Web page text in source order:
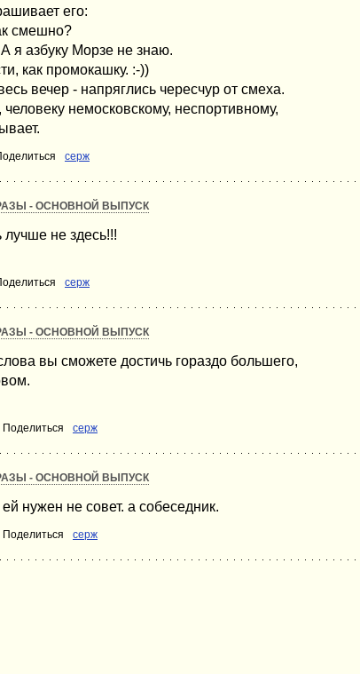
его:
смешно?
я азбуку Морзе не знаю.
как промокашку. :-))
вечер - напряглись чересчур от смеха.
немосковскому, неспортивному,
серж
- ОСНОВНОЙ ВЫПУСК
не здесь!!!
серж
- ОСНОВНОЙ ВЫПУСК
вы сможете достичь гораздо большего,
Поделиться серж
- ОСНОВНОЙ ВЫПУСК
нужен не совет. а собеседник.
Поделиться серж